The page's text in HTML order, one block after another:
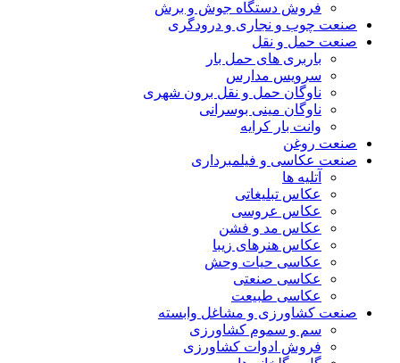
فروش دستگاه جوش و برش
صنعت چوب و نجاری و درودگری
صنعت حمل و نقل
باربری های حمل بار
سرویس مدارس
ناوگان حمل و نقل برون شهری
ناوگان مینی بوسرانی
وانت بار کرایه
صنعت روغن
صنعت عکاسی و فیلمبرداری
آتلیه ها
عکاس تبلیغاتی
عکاس عروسی
عکاس مد و فشن
عکاس هنرهای زیبا
عکاسی حیات وحش
عکاسی صنعتی
عکاسی طبیعت
صنعت کشاورزی و مشاغل وابسته
سم و سموم کشاورزی
فروش ادوات کشاورزی